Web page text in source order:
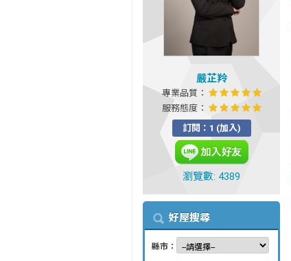
嚴芷羚
專業品質：
服務態度：
訂閱：1 (加入)
瀏覽數: 4389
好屋搜尋
縣市：